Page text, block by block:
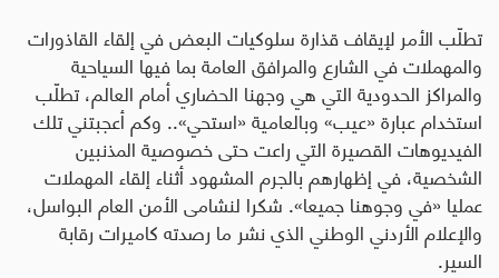
تطلّب الأمر لإيقاف قذارة سلوكيات البعض في إلقاء القاذورات
والمهملات في الشارع والمرافق العامة بما فيها السياحية
والمراكز الحدودية التي هي وجهنا الحضاري أمام العالم، تطلّب
استخدام عبارة «عيب» وبالعامية «استحي».. وكم أعجبتني تلك
الفيديوهات القصيرة التي راعت حتى خصوصية المذنبين
الشخصية، في إظهارهم بالجرم المشهود أثناء إلقاء المهملات
عمليا «في وجوهنا جميعا». شكرا لنشامى الأمن العام البواسل،
والإعلام الأردني الوطني الذي نشر ما رصدته كاميرات رقابة
السير.